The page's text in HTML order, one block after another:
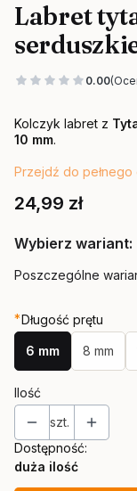
Labret
0.00
Kolczyk labret z
10 mm.
Przejdź do pełnego
Cena
24,99 zł
Wybierz wariant:
Poszczególne
*Długość prętu
6 mm 8 mm
Ilość
szt.
Dostępność:
duża ilość